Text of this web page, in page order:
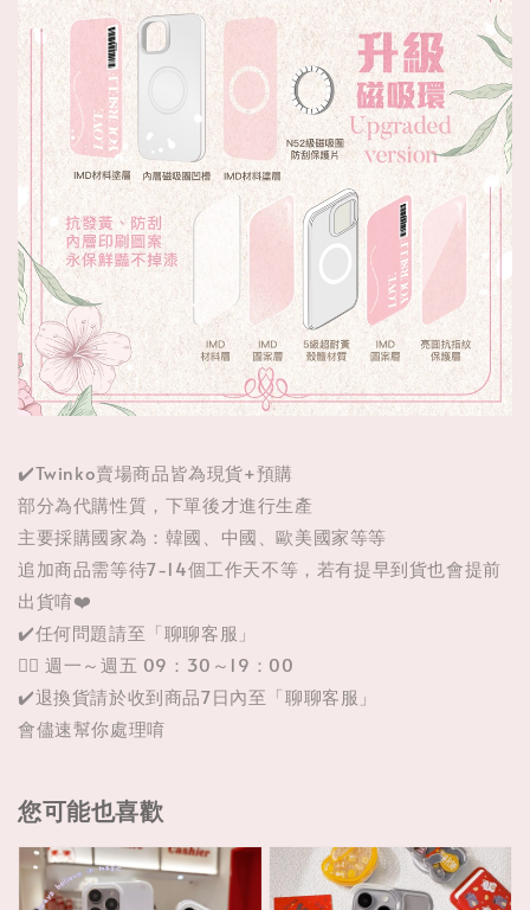
✔️Twinko賣場商品皆為現貨+預購
部分為代購性質，下單後才進行生產
主要採購國家為：韓國、中國、歐美國家等等
追加商品需等待7-14個工作天不等，若有提早到貨也會提前
出貨唷❤️
✔️任何問題請至「聊聊客服」
👉🏼 週一～週五 09：30～19：00
✔️退換貨請於收到商品7日內至「聊聊客服」
會儘速幫你處理唷
您可能也喜歡